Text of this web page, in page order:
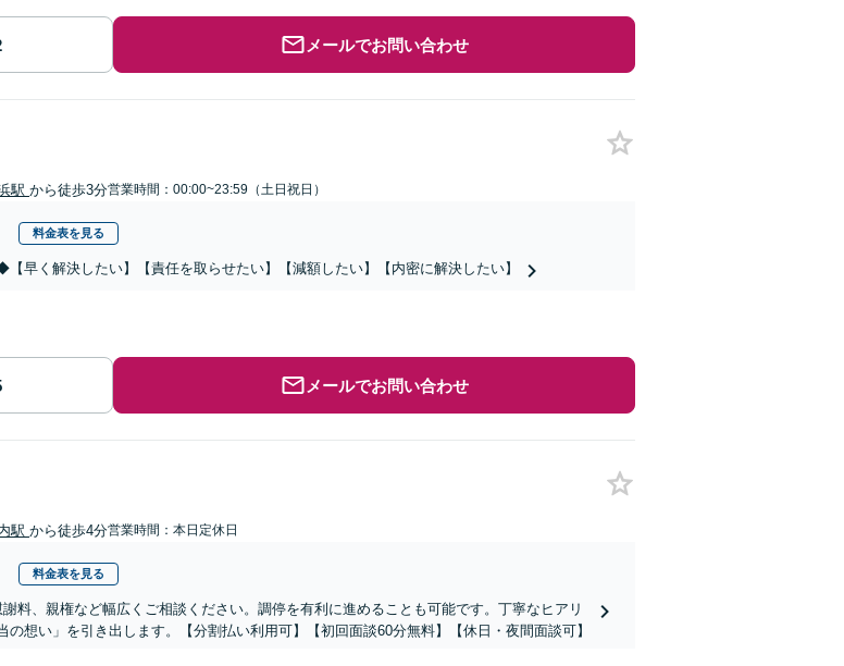
メールでお問い合わせ
駅 から徒歩3分営業時間：00:00~23:59（土日祝日）
料金表を見る
早く解決したい】【責任を取らせたい】【減額したい】【内密に解決したい】
メールでお問い合わせ
駅 から徒歩4分営業時間：本日定休日
料金表を見る
謝料、親権など幅広くご相談ください。調停を有利に進めることも可能です。丁寧なヒアリ
の想い」を引き出します。【分割払い利用可】【初回面談60分無料】【休日・夜間面談可】